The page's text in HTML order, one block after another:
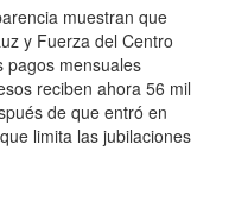
muestran que
y Fuerza del Centro
pagos mensuales
reciben ahora 56 mil
de que entró en
limita las jubilaciones